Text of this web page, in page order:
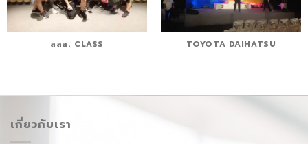
สสส. CLASS TOYOTA DAIHATSU
เกี่ยวกับเรา